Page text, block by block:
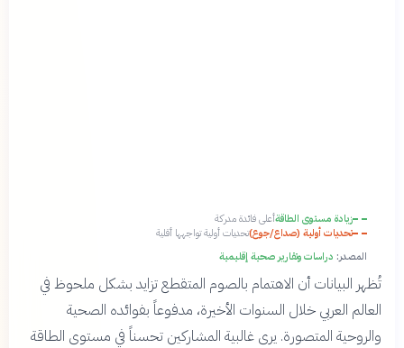
زيادة مستوى الطاقةأعلى فائدة مدركة
تحديات أولية (صداع/جوع)تحديات أولية تواجهها أقلية
المصدر: دراسات وتقارير صحية إقليمية
تُظهر البيانات أن الاهتمام بالصوم المتقطع تزايد بشكل ملحوظ في
العالم العربي خلال السنوات الأخيرة، مدفوعاً بفوائده الصحية
والروحية المتصورة. يرى غالبية المشاركين تحسناً في مستوى الطاقة